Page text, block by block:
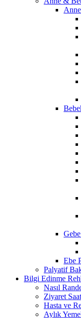
Ebe
Palyatif
Bilgi Edinme
Nasıl
Ziyaret
Hasta ve
Aylık